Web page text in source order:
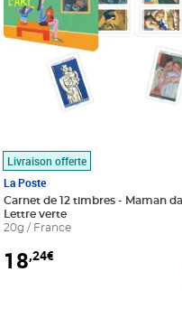
au panier
Livraison offerte
La Poste
Carnet de 12 timbres - Maman
Lettre verte
20g / France
18,24€